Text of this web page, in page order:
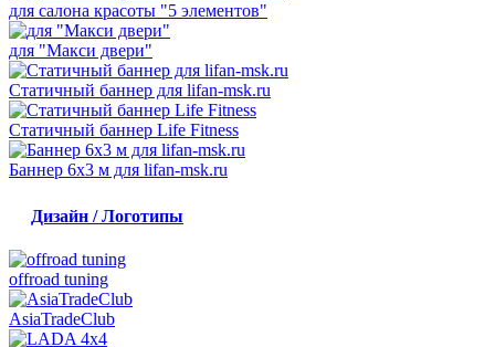
для салона красоты "5 элементов"
для "Макси двери"
Статичный баннер для lifan-msk.ru
Статичный баннер Life Fitness
Баннер 6х3 м для lifan-msk.ru
Дизайн / Логотипы
offroad tuning
AsiaTradeClub